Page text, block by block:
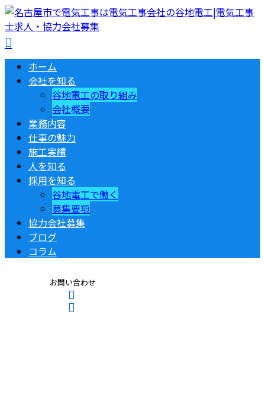
ホーム
会社を知る
谷地電工の取り組み
会社概要
業務内容
仕事の魅力
施工実績
人を知る
採用を知る
谷地電工で働く
募集要項
協力会社募集
ブログ
コラム
お問い合わせ